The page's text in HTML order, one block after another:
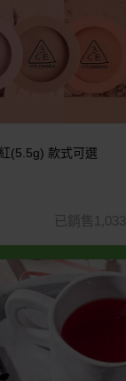
(5.5g) 款式可選
已銷售1,033